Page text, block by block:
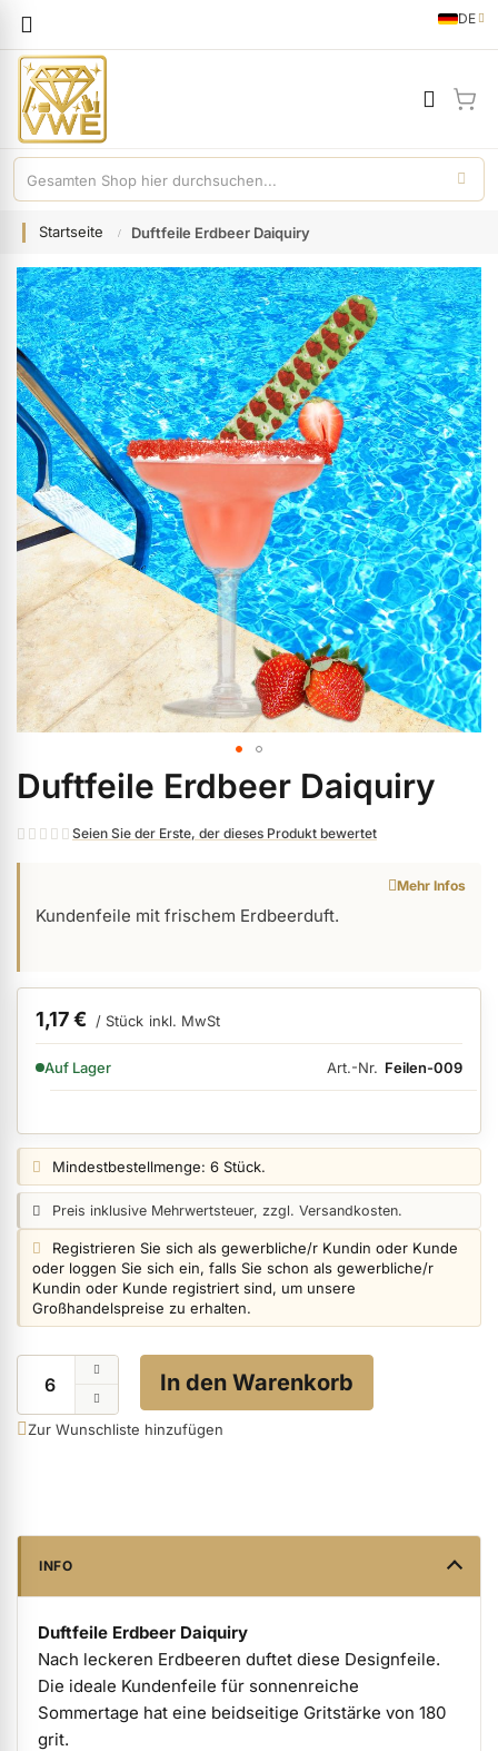
Sprache
DE
German
Weihnachtsmarkt anzeigen
Gel anzeigen
Farbgele anzeigen
Acryl anzeigen
Nagellack & Flüssigkeiten anzeigen
NailArt anzeigen
Nagelfeilen, Werkzeuge, Tips & Zubehör anzeigen
Hygiene anzeigen
Skintrix anzeigen
Hand- & Körperpflege anzeigen
Füße & Zehenringe anzeigen
Verpackungen & Verkaufshilfen anzeigen
Startseite Duftfeile Erdbeer Daiquiry
Zum
Ende
der
Bildgalerie
springen
Zum
Anfang
der
Bildgalerie
Duftfeile Erdbeer Daiquiry
Seien Sie der Erste, der dieses Produkt bewertet
Mehr Infos
Kundenfeile mit frischem Erdbeerduft.
1,17 € / Stück inkl. MwSt
VERFÜGBARKEIT:
Auf Lager Art.-Nr. Feilen-009
Preisangabe:
Mindestbestellmenge: 6 Stück.
Preisangabe:
Preis inklusive Mehrwertsteuer, zzgl. Versandkosten.
Login info:
Registrieren Sie sich als gewerbliche/r Kundin oder Kunde
oder loggen Sie sich ein, falls Sie schon als gewerbliche/r
Kundin oder Kunde registriert sind, um unsere
Großhandelspreise zu erhalten.
In den Warenkorb
Zur Wunschliste hinzufügen
INFO
Duftfeile Erdbeer Daiquiry
Nach leckeren Erdbeeren duftet diese Designfeile.
Die ideale Kundenfeile für sonnenreiche
Sommertage hat eine beidseitige Gritstärke von 180
grit.